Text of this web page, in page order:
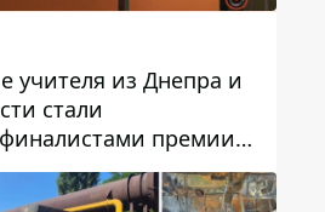
учителя из Днепра и
стали
премии
Teacher Prize Ukraine